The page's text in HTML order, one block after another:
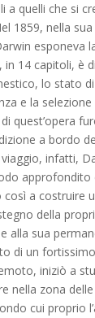
a quelli che si
1859, nella
esponeva
in 14 capitoli, è
lo stato
e la selezione
quest’opera
a bordo
infatti,
approfondito
a costruire
della
alla sua
di un
iniziò a
nella zona
cui proprio